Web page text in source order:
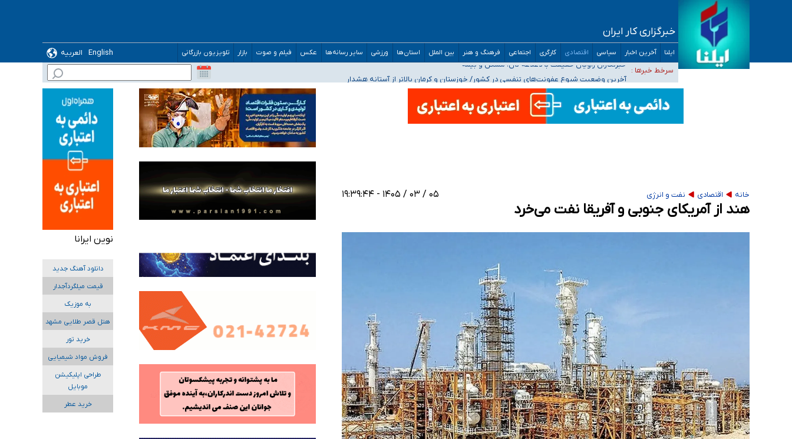
خبرگزاری کار ایران
ایلنا آخرین اخبار سیاسی اقتصادی کارگری اجتماعی فرهنگ و هنر بین الملل استان‌ها ورزشی سایر رسانه‌ها عکس فیلم و صوت بازار تلویزیون بازرگانی English
العربیه
سرخط خبرها :
تعویق آزمون ورودی دکترای تخصصی فرماندهی صحنه عملیات و دکترای تخصصی جغرافیای نظامی دافوس آجا
خبرنگاران راویان حقیقت با دغدغه نان، مسکن و بیمه
آخرین وضعیت شیوع عفونت‌های تنفسی در کشور/ خوزستان و کرمان بالاتر از آستانه هشدار
هیچ پرستاری بازداشت یا اخراج نشده است/ از رئیس جمهور خواستیم ورود کند
ثبت‌نام بخش عمده دانش‌آموزان مدارس ایرانی امارات در کشور/ درباره محصلان باقی‌مانده در دبی متناسب با شرایط جدید تصمیم‌گیری می‌شود
خانه اقتصادی نفت و انرژی ۰۵ / ۰۳ / ۱۴۰۵ - ۱۹:۳۹:۴۴
هند از آمریکای جنوبی و آفریقا نفت می‌خرد
نوین ایرانا
دانلود آهنگ جدید
قیمت میلگردآجدار
به موزیک
هتل قصر طلایی مشهد
خرید تور
فروش مواد شیمیایی
طراحی اپلیکیشن
موبایل
خرید عطر